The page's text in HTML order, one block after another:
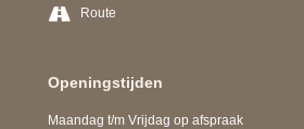
Route
Openingstijden
Maandag t/m Vrijdag op afspraak